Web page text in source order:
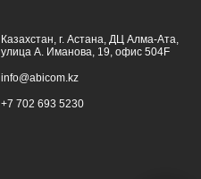
Казахстан, г. Астана, ДЦ Алма-Ата,
улица А. Иманова, 19, офис 504F
info@abicom.kz
+7 702 693 5230